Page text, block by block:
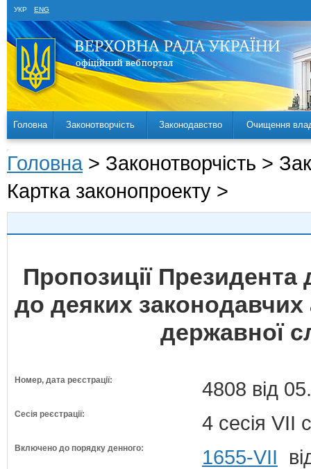
УКР ENG
Головна Законотворчість Законодавство Очищення
Головна > Законотворчість >
Картка законопроекту >
Пропозиції
до деяких законодавчих
державної
Номер, дата реєстрації: 4808 від
Сесія реєстрації: 4 сесія VII
Включено до порядку денного: 1655-VII